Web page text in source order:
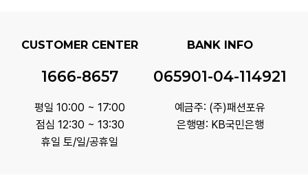
CUSTOMER CENTER
1666-8657
평일 10:00 ~ 17:00
점심 12:30 ~ 13:30
휴일 토/일/공휴일
BANK INFO
065901-04-114921
예금주: (주)패션포유
은행명: KB국민은행